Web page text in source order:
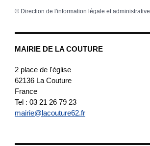
MAIRIE DE LA COUTURE
2 place de l'église
62136 La Couture
France
Tel : 03 21 26 79 23
mairie@lacouture62.fr
© Direction de l'information légale et administrative